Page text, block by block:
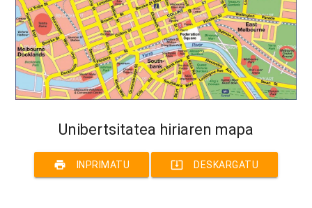
Unibertsitatea hiriaren mapa
print INPRIMATU system_update_alt DESKARGATU